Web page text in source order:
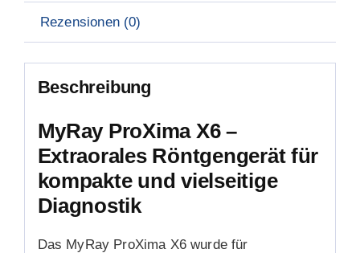
Rezensionen (0)
Beschreibung
MyRay ProXima X6 –
Extraorales Röntgengerät für
kompakte und vielseitige
Diagnostik
Das MyRay ProXima X6 wurde für